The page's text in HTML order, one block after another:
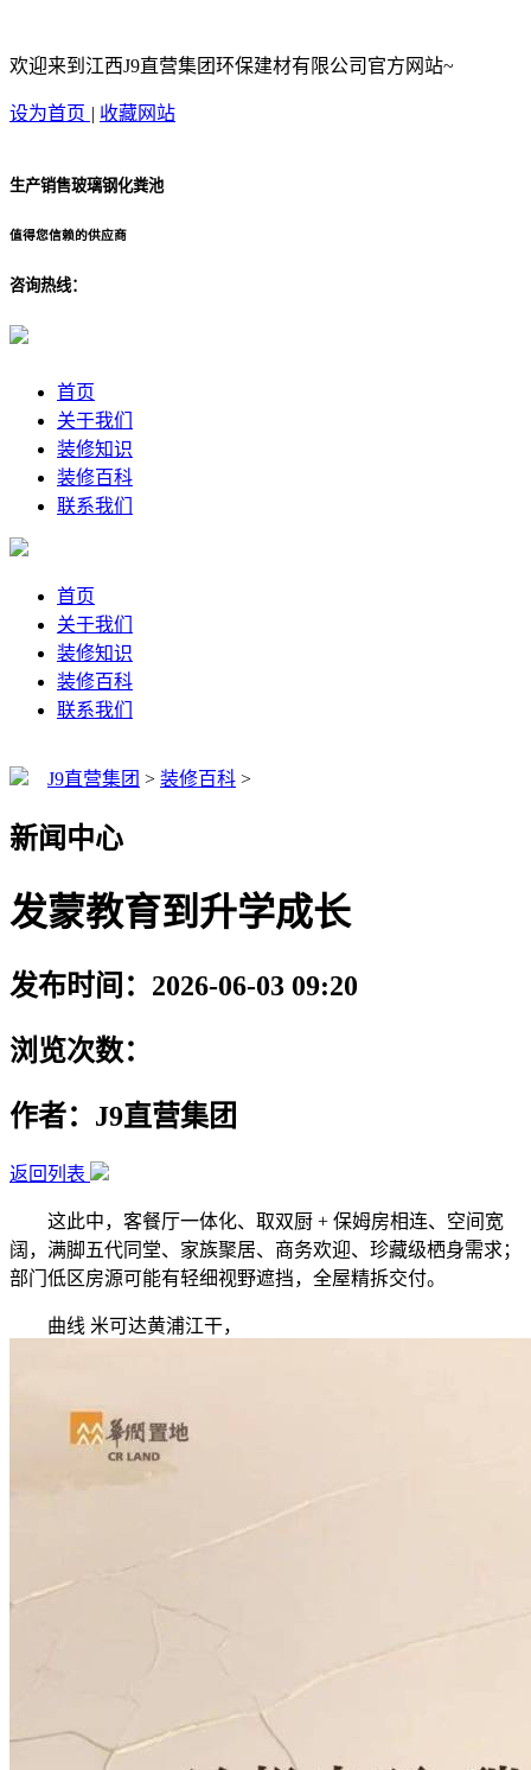
欢迎来到江西J9直营集团环保建材有限公司官方网站~
设为首页 | 收藏网站
生产销售玻璃钢化粪池
值得您信赖的供应商
咨询热线：
首页
关于我们
装修知识
装修百科
联系我们
首页
关于我们
装修知识
装修百科
联系我们
J9直营集团 > 装修百科 >
新闻中心
发蒙教育到升学成长
发布时间：2026-06-03 09:20
浏览次数：
作者：J9直营集团
返回列表
这此中，客餐厅一体化、取双厨 + 保姆房相连、空间宽
阔，满脚五代同堂、家族聚居、商务欢迎、珍藏级栖身需求；
部门低区房源可能有轻细视野遮挡，全屋精拆交付。
曲线 米可达黄浦江干，